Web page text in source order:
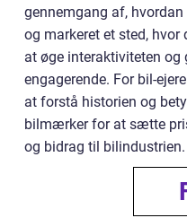
gennemgang af,
og markeret et sted,
at øge interaktiviteten
engagerende. For bil-
at forstå historien og
bilmærker for at sætte
og bidrag til bilindustrien.